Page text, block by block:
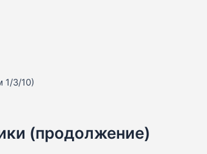
1/3/10)
(продолжение)